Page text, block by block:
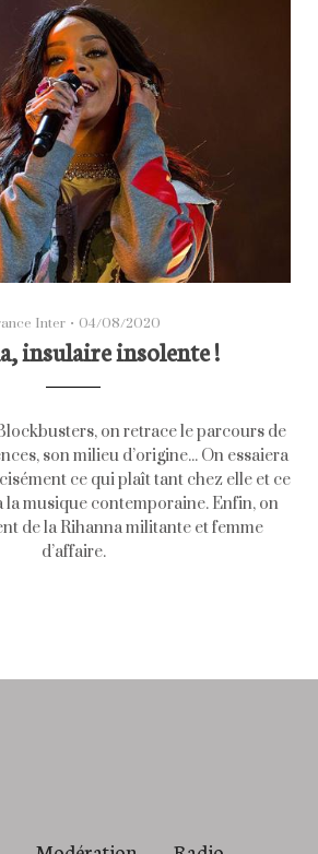
Inter • 04/08/2020
insulaire insolente !
on retrace le parcours de
son milieu d’origine... On essaiera
ce qui plaît tant chez elle et ce
la musique contemporaine. Enfin, on
de la Rihanna militante et femme
d’affaire.